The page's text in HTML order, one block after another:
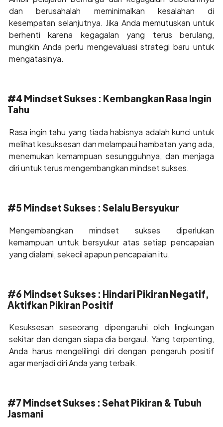
dan berusahalah meminimalkan kesalahan di
kesempatan selanjutnya. Jika Anda memutuskan untuk
berhenti karena kegagalan yang terus berulang,
mungkin Anda perlu mengevaluasi strategi baru untuk
mengatasinya.
#4 Mindset Sukses : Kembangkan Rasa Ingin
Tahu
Rasa ingin tahu yang tiada habisnya adalah kunci untuk
melihat kesuksesan dan melampaui hambatan yang ada,
menemukan kemampuan sesungguhnya, dan menjaga
diri untuk terus mengembangkan mindset sukses.
#5 Mindset Sukses : Selalu Bersyukur
Mengembangkan mindset sukses diperlukan
kemampuan untuk bersyukur atas setiap pencapaian
yang dialami, sekecil apapun pencapaian itu.
#6 Mindset Sukses : Hindari Pikiran Negatif,
Aktifkan Pikiran Positif
Kesuksesan seseorang dipengaruhi oleh lingkungan
sekitar dan dengan siapa dia bergaul. Yang terpenting,
Anda harus mengelilingi diri dengan pengaruh positif
agar menjadi diri Anda yang terbaik.
#7 Mindset Sukses : Sehat Pikiran & Tubuh
Jasmani